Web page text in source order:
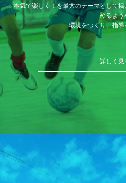
本気で楽しく！を最大のテーマとして
めるよう
環境をつくり、指
詳しく見